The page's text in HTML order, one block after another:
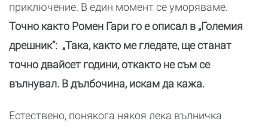
приключение. В един момент се уморяваме.
Точно както Ромен Гари го е описал в „Големия
дрешник”: „Така, както ме гледате, ще станат
точно двайсет години, откакто не съм се
вълнувал. В дълбочина, искам да кажа.
Естествено, понякога някоя лека вълничка